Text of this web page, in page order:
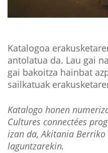
Katalogoa
antolatua da. Lau gai
gai bakoitza hainbat
sailkatuak
Katalogo honen
Cultures connectées
izan da, Akitania Berriko
laguntzarekin.